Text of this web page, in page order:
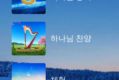
하나님 찬양